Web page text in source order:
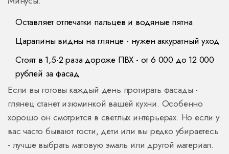
Оставляет отпечатки пальцев и водяные пятна
Царапины видны на глянце - нужен аккуратный уход
Стоят в 1,5-2 раза дороже ПВХ - от 6 000 до 12 000
рублей за фасад
Если вы готовы каждый день протирать фасады -
глянец станет изюминкой вашей кухни. Особенно
хорошо он смотрится в светлых интерьерах. Но если у
вас часто бывают гости, дети или вы редко убираетесь
- лучше выбрать матовую эмаль или другой материал.